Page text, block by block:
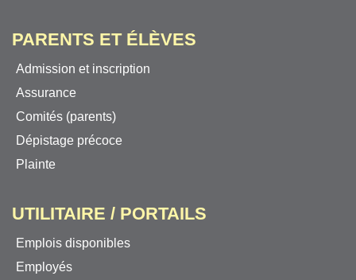
PARENTS ET ÉLÈVES
Admission et inscription
Assurance
Comités (parents)
Dépistage précoce
Plainte
UTILITAIRE / PORTAILS
Emplois disponibles
Employés